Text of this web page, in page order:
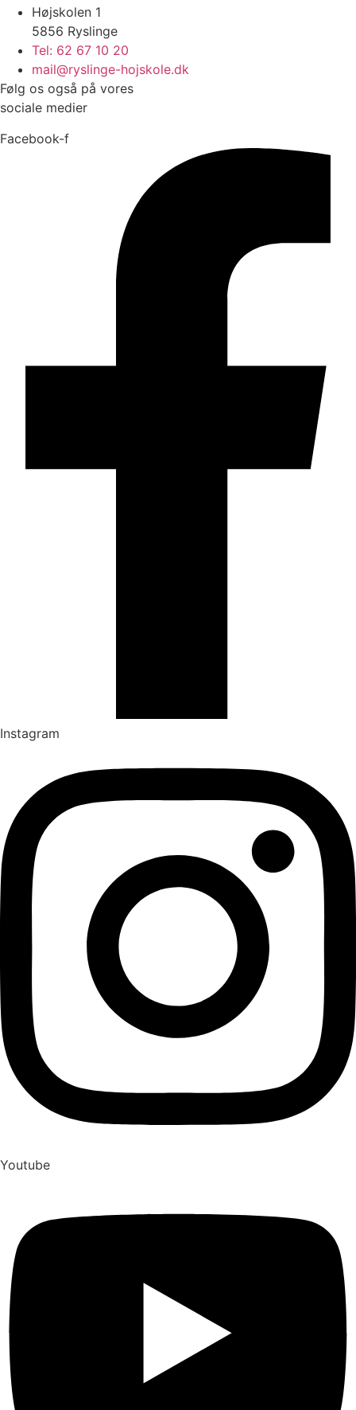
Højskolen 1
5856 Ryslinge
Tel: 62 67 10 20
mail@ryslinge-hojskole.dk
Følg os også på vores
sociale medier
Facebook-f
Instagram
Youtube